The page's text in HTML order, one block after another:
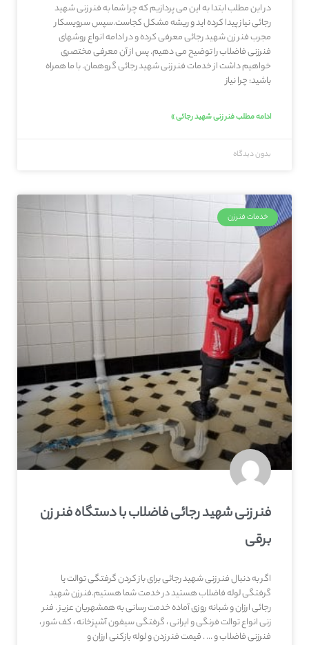
در این مطلب ابتدا به این می پردازیم که چرا شما به فنر زنی شهید
رجائی نیاز پیدا کرده اید و ریشه مشکل کجاست.سپس سرویسکار
مجرب فنر زن شهید رجائی معرفی کرده و در ادامه انواع روشهای
فنرزنی فاضلاب را توضیح می دهیم. پس از آن معرفی مختصری
خواهیم داشت از خدمات فنر زنی شهید رجائی گروهمان. با ما همراه
باشید: چرا نیاز
ادامه مطلب فنر زنی شهید رجائی »
بدون دیدگاه
خدمات فنرزن
فنر زنی شهید رجائی فاضلاب با دستگاه فنر زن
برقی
اگر به دنبال فنر زنی شهید رجائی برای باز کردن گرفتگی توالت یا
گرفتگی لوله فاضلاب هستید در خدمت شما هستیم.فنرزن شهید
رجائی ارزان و شبانه روزی آماده خدمت رسانی به همشهریان عزیز . فنر
زنی انواع توالت فرنگی و ایرانی ، گرفتگی سیفون آشپزخانه ، کف شور ،
فنرزنی فاضلاب و … . قیمت فنر زدن و لوله بازکنی ارزان و